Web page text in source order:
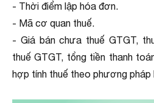
- Thời điểm lập hóa đơn.
- Mã cơ quan thuế.
- Giá bán chưa thuế GTGT,
thuế GTGT, tổng tiền thanh
hợp tính thuế theo phương pháp